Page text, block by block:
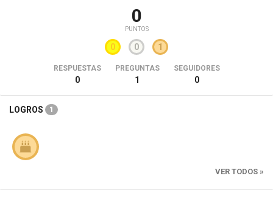
0
PUNTOS
0 0 1
RESPUESTAS
0
PREGUNTAS
1
SEGUIDORES
0
LOGROS 1
VER TODOS »